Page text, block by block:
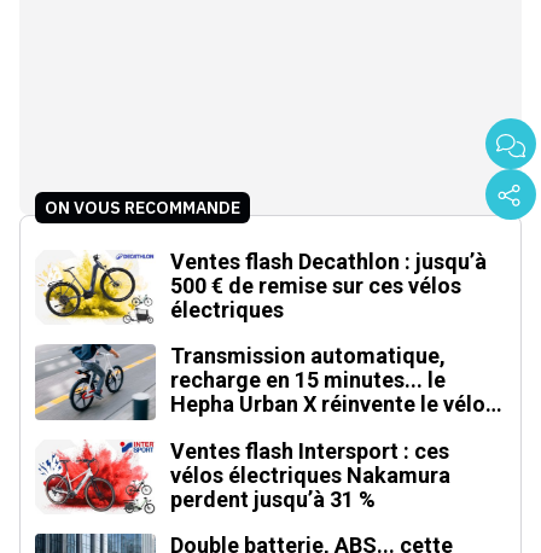
ON VOUS RECOMMANDE
Ventes flash Decathlon : jusqu’à
500 € de remise sur ces vélos
électriques
Transmission automatique,
recharge en 15 minutes... le
Hepha Urban X réinvente le vélo
Ventes flash Intersport : ces
vélos électriques Nakamura
perdent jusqu’à 31 %
Double batterie, ABS... cette